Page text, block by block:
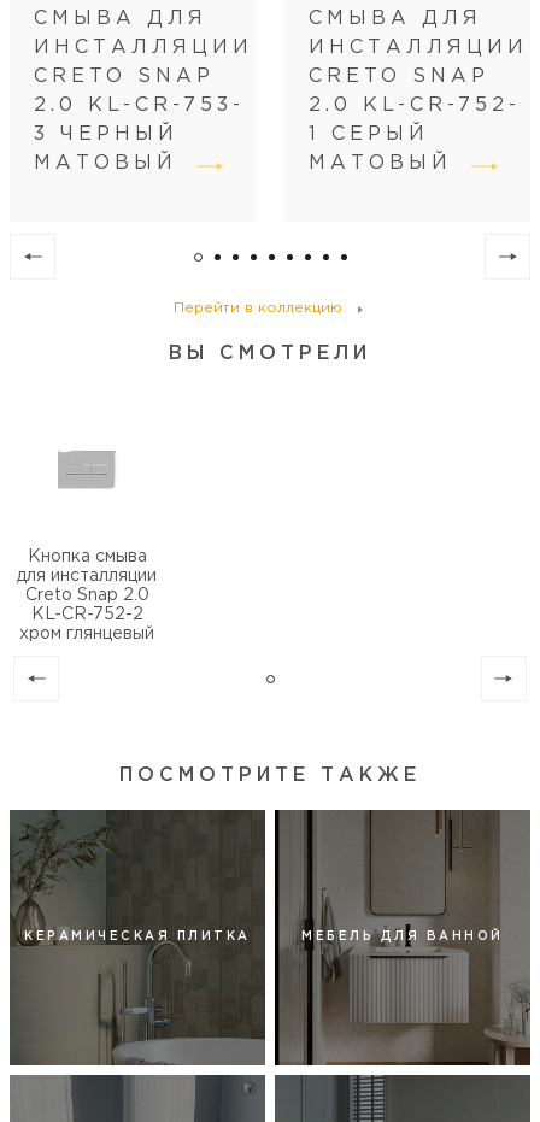
Перейти в коллекцию
СМЫВА ДЛЯ
ИНСТАЛЛЯЦИИ
CRETO SNAP
2.0 KL-CR-753-
3 ЧЕРНЫЙ
МАТОВЫЙ
СМЫВА ДЛЯ
ИНСТАЛЛЯЦИИ
CRETO SNAP
2.0 KL-CR-752-
1 СЕРЫЙ
МАТОВЫЙ
ВЫ СМОТРЕЛИ
Кнопка смыва
для инсталляции
Creto Snap 2.0
KL-CR-752-2
хром глянцевый
ПОСМОТРИТЕ ТАКЖЕ
КЕРАМИЧЕСКАЯ ПЛИТКА МЕБЕЛЬ ДЛЯ ВАННОЙ